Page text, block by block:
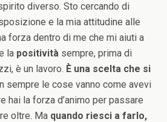
diverso. Sto cercando di
e la mia attitudine alle
forza dentro di me che mi aiuti a
la positività sempre, prima di
è un lavoro. È una scelta che si
sempre le cose vanno come avevi
hai la forza d’animo per passare
oltre. Ma quando riesci a farlo,